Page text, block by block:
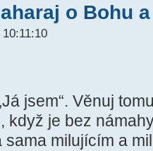
o Bohu
jsem“. Věnuj
když je bez
sama milujícím a